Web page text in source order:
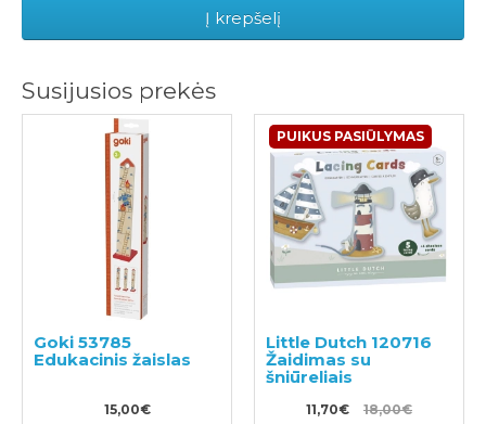
Į krepšelį
Susijusios prekės
Goki 53785
Edukacinis žaislas
15,00€
PUIKUS PASIŪLYMAS
Little Dutch 120716
Žaidimas su
šniūreliais
11,70€ 18,00€